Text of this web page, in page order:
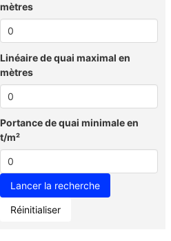
mètres
Linéaire de quai maximal en
mètres
Portance de quai minimale en
t/m²
Réinitialiser